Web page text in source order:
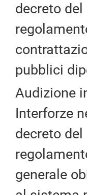
decreto
pubblici
Audizione
Interforze
decreto
generale